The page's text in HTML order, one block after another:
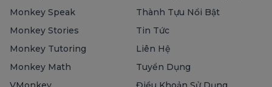
Monkey Speak
Monkey Stories
Monkey Tutoring
Monkey Math
Thành Tựu Nổi Bật
Tin Tức
Liên Hệ
Tuyển Dụng